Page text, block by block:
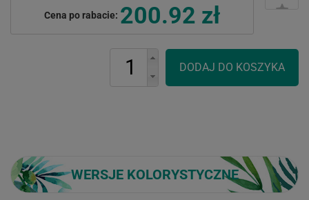
Cena po rabacie: 200.92 zł
WERSJE KOLORYSTYCZNE